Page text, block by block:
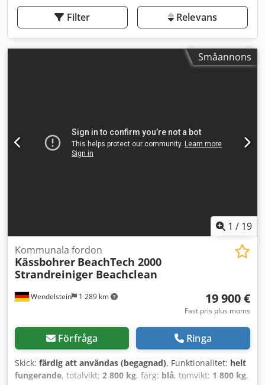
Filter Relevans
Småannons
1 / 19
Wendelstein 1 289 km
Kommunala fordon
Kässbohrer BeachTech 2000
Strandreiniger Beachclean
19 900 €
Fast pris plus moms
Förfråga Ringa
Skick: färdig att användas (begagnad), Funktionalitet: helt
fungerande, totalvikt: 2 800 kg, färg: blå, tomvikt: 1 800 kg,